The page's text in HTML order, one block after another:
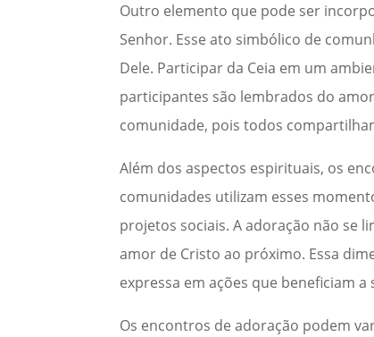
Outro elemento que pode ser
Senhor. Esse ato simbólico de
Dele. Participar da Ceia em um
participantes são lembrados do
comunidade, pois todos
Além dos aspectos espirituais, os
comunidades utilizam esses
projetos sociais. A adoração não se
amor de Cristo ao próximo. Essa
expressa em ações que beneficiam a
Os encontros de adoração podem